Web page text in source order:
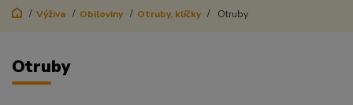
Výživa Obiloviny Otruby, klíčky Otruby
Otruby